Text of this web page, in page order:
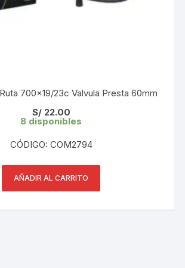
700×19/23c Valvula Presta 60mm
S/22.00
8 disponibles
CÓDIGO: COM2794
AÑADIR AL CARRITO